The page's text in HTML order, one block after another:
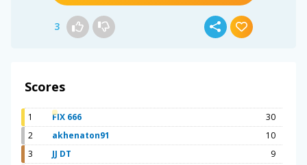
3
Scores
1 FIX 666
30
2
akhenaton91
10
3
JJ DT
9